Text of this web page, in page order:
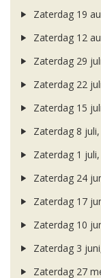
Zaterdag 19
Zaterdag 12
Zaterdag 29
Zaterdag 22
Zaterdag 15
Zaterdag 8
Zaterdag 1
Zaterdag 24
Zaterdag 17
Zaterdag 10
Zaterdag 3
Zaterdag 27